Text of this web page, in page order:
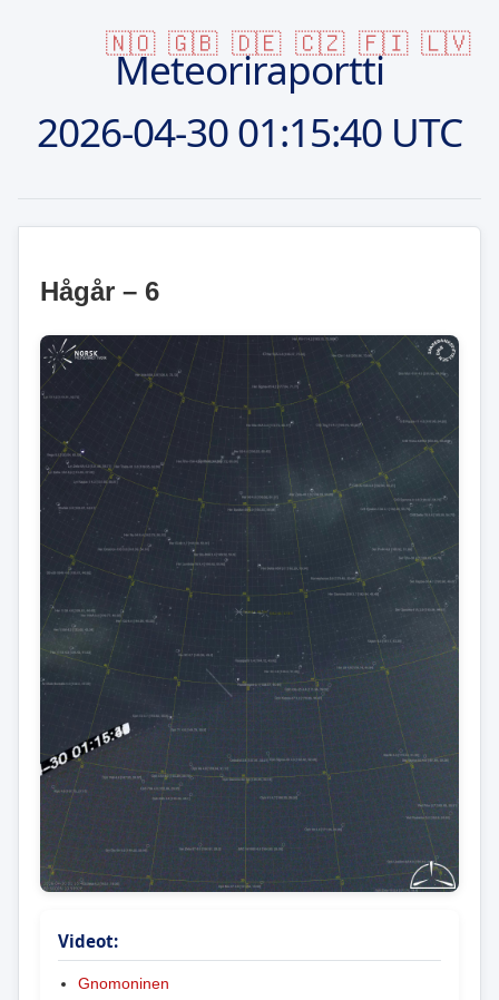
🇳🇴 🇬🇧 🇩🇪 🇨🇿 🇫🇮 🇱🇻
Meteoriraportti
2026-04-3001:15:40 UTC
Hågår – 6
Videot:
Gnomoninen